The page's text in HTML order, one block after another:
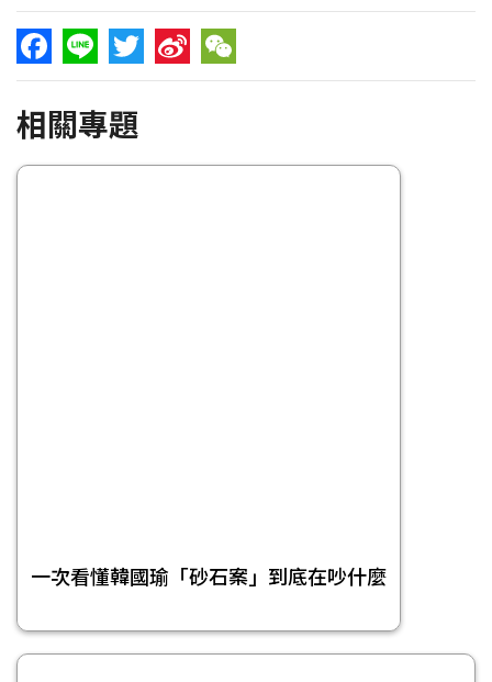
Facebook
Line TwitterSina WeChat
相關專題
一次看懂韓國瑜「砂石案」到底在吵什麼